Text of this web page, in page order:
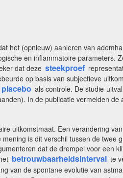
het (opnieuw) aanleren van
en inflammatoire
dat deze steekproef
op basis van subjectieve
placebo als controle. De studie-
In de publicatie vermelden
uitkomstmaat. Een verandering
is dit verschil tussen de
dat de drempel voor een
betrouwbaarheidsinterval te
van de spontane evolutie van